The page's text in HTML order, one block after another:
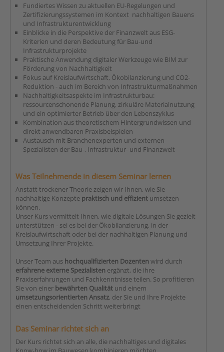
Fundiertes Wissen zu aktuellen EU-Regelungen und
Zertifizierungssystemen im Kontext nachhaltigen Bauens
und Infrastrukturentwicklung
Einblicke in die Perspektive der Finanzwelt aus ESG-
Kriterien und deren Bedeutung für Bau-und
Infrastrukturprojekte
Praktische Anwendung digitaler Werkzeuge wie BIM zur
Förderung von Nachhaltigkeit
Fokus auf Kreislaufwirtschaft, Ökobilanzierung und CO2-
Reduktion - auch im Bereich von Infrastrukturmaßnahmen
Nachhaltigkeitsaspekte im Infrastrukturbau:
ressourcenschonende Planung, zirkuläre Materialnutzung
und ein optimierter Betrieb über den Lebenszyklus
Kombination aus theoretischem Hintergrundwissen und
direkt anwendbaren Praxisbeispielen
Austausch mit Branchenexperten und externen
Spezialisten der Bau-, Infrastruktur- und Finanzwelt
Was Teilnehmende in diesem Seminar lernen
Anstatt trockener Theorie zeigen wir Ihnen, wie Sie
nachhaltige Konzepte praktisch und effizient umsetzen
können.
Unser Kurs vermittelt Ihnen, wie digitale Lösungen Sie gezielt
unterstützen - sei es bei der Ökobilanzierung, in der
Kreislaufwirtschaft oder bei der nachhaltigen Planung und
Umsetzung Ihrer Projekte.
Unser Team aus hochqualifizierten Dozenten wird durch
erfahrene externe Spezialisten ergänzt, die ihre
Praxiserfahrungen und Fachkenntnisse teilen. So profitieren
Sie von einer bewährten Qualität und einem
umsetzungsorientierten Ansatz, der Sie und Ihre Projekte
einen entscheidenden Schritt weiterbringt
Das Seminar richtet sich an
Der Kurs richtet sich an alle, die nachhaltiges und digitales